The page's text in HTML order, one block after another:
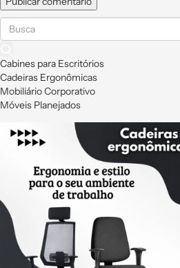
Cabines para Escritórios
Cadeiras Ergonômicas
Mobiliário Corporativo
Móveis Planejados